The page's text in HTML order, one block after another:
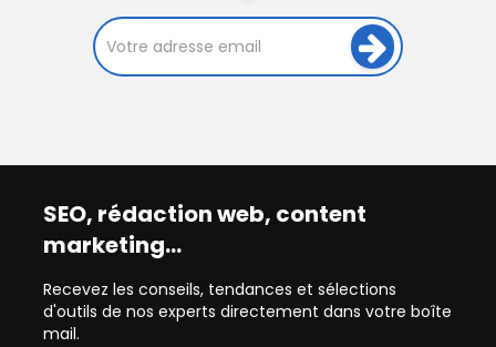
SEO, rédaction web, content
marketing…
Recevez les conseils, tendances et sélections
d'outils de nos experts directement dans votre boîte
mail.